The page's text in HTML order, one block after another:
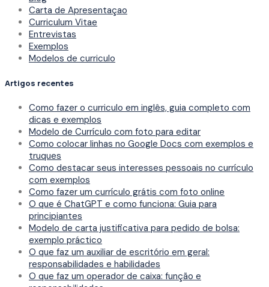
Carta de Apresentaçao
Curriculum Vitae
Entrevistas
Exemplos
Modelos de curriculo
Artigos recentes
Como fazer o curriculo em inglês, guia completo com
dicas e exemplos
Modelo de Currículo com foto para editar
Como colocar linhas no Google Docs com exemplos e
truques
Como destacar seus interesses pessoais no currículo
com exemplos
Como fazer um currículo grátis com foto online
O que é ChatGPT e como funciona: Guia para
principiantes
Modelo de carta justificativa para pedido de bolsa:
exemplo práctico
O que faz um auxiliar de escritório em geral:
responsabilidades e habilidades
O que faz um operador de caixa: função e